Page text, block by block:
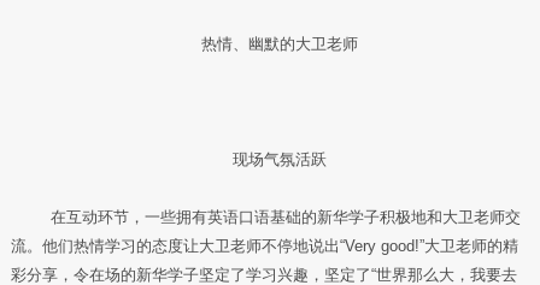
热情、幽默的大卫老师
现场气氛活跃
在互动环节，一些拥有英语口语基础的新华学子积极地和大卫老师交
流。他们热情学习的态度让大卫老师不停地说出“Very good!”大卫老师的精
彩分享，令在场的新华学子坚定了学习兴趣，坚定了“世界那么大，我要去